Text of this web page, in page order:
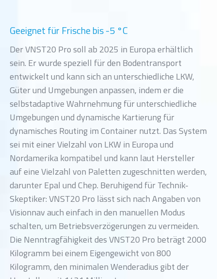
Geeignet für Frische bis -5 °C
Der VNST20 Pro soll ab 2025 in Europa erhältlich
sein. Er wurde speziell für den Bodentransport
entwickelt und kann sich an unterschiedliche LKW,
Güter und Umgebungen anpassen, indem er die
selbstadaptive Wahrnehmung für unterschiedliche
Umgebungen und dynamische Kartierung für
dynamisches Routing im Container nutzt. Das System
sei mit einer Vielzahl von LKW in Europa und
Nordamerika kompatibel und kann laut Hersteller
auf eine Vielzahl von Paletten zugeschnitten werden,
darunter Epal und Chep. Beruhigend für Technik-
Skeptiker: VNST20 Pro lässt sich nach Angaben von
Visionnav auch einfach in den manuellen Modus
schalten, um Betriebsverzögerungen zu vermeiden.
Die Nenntragfähigkeit des VNST20 Pro beträgt 2000
Kilogramm bei einem Eigengewicht von 800
Kilogramm, den minimalen Wenderadius gibt der